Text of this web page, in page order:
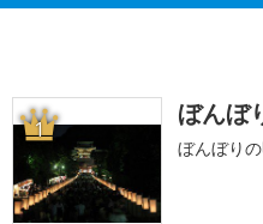
1 ぼんぼ
ぼんぼり